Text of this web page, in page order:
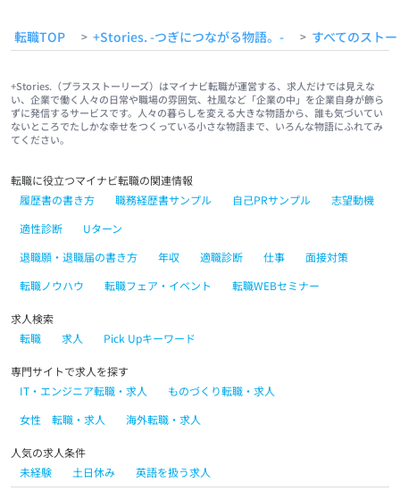
転職TOP > +Stories. -つぎにつながる物語。- > すべてのスト
+Stories.（プラスストーリーズ）はマイナビ転職が運営する、求人だけでは見えな
い、企業で働く人々の日常や職場の雰囲気、社風など「企業の中」を企業自身が飾ら
ずに発信するサービスです。人々の暮らしを変える大きな物語から、誰も気づいてい
ないところでたしかな幸せをつくっている小さな物語まで、いろんな物語にふれてみ
てください。
転職に役立つマイナビ転職の関連情報
履歴書の書き方
職務経歴書サンプル 自己PRサンプル
志望動機
適性診断
Uターン
退職願・退職届の書き方
年収 適職診断 仕事
面接対策
転職ノウハウ
転職フェア・イベント 転職WEBセミナー
求人検索
転職
求人 Pick Upキーワード
専門サイトで求人を探す
IT・エンジニア転職・求人
ものづくり転職・求人
女性 転職・求人
海外転職・求人
人気の求人条件
未経験
土日休み 英語を扱う求人